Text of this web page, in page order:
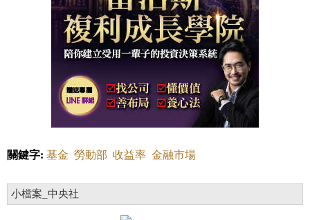
關鍵字: 基金 勞動部 收益率 金融市場
小檔案_中央社